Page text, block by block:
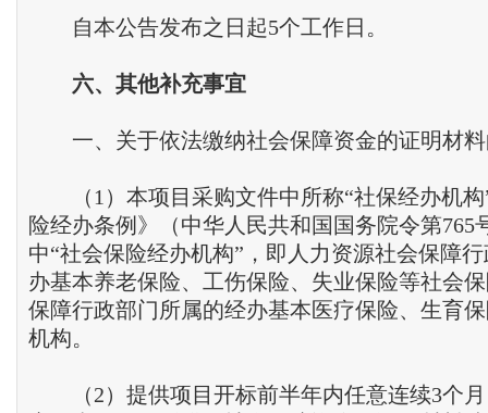
自本公告发布之日起5个工作日。
六、 其他补充事宜
一、关于依法缴纳社会保障资金的证明材料
（1）本项目采购文件中所称“社保经办机构
险经办条例》（中华人民共和国国务院令第765
中“社会保险经办机构”，即人力资源社会保障
办基本养老保险、工伤保险、失业保险等社会
保障行政部门所属的经办基本医疗保险、生育
机构。
（2）提供项目开标前半年内任意连续3个月